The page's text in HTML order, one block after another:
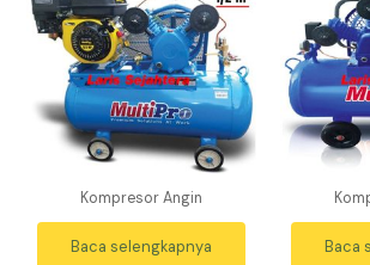
Kompresor Angin
Baca selengkapnya Baca